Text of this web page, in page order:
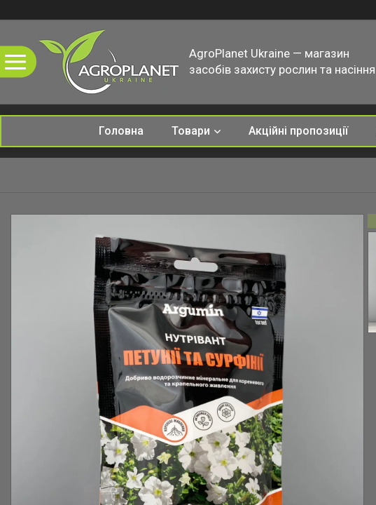
AgroPlanet Ukraine — магазин
засобів захисту рослин та насіння
Головна Товари Акційні пропозиції